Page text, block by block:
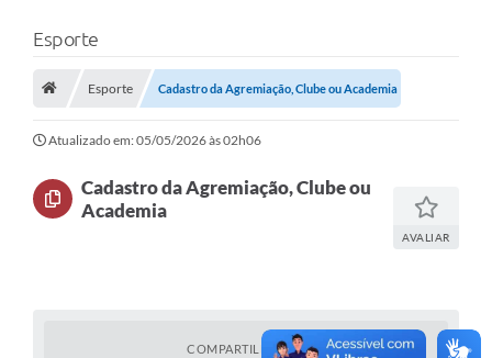
Links Úteis
Telefones Úteis
Estrutura Administrativa
Galeria de Fotos
Esporte
Esporte Cadastro da Agremiação, Clube ou Academia
Atualizado em: 05/05/2026 às 02h06
Cadastro da Agremiação, Clube ou
Academia
AVALIAR
COMPARTILHAR